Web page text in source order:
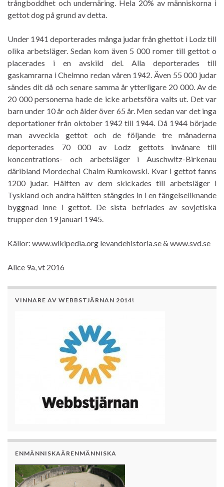
trångboddhet och undernäring. Hela 20% av människorna i
gettot dog på grund av detta.
Under 1941 deporterades många judar från ghettot i Lodz till
olika arbetsläger. Sedan kom även 5 000 romer till gettot o
placerades i en avskild del. Alla deporterades till
gaskamrarna i Chelmno redan våren 1942. Även 55 000 judar
sändes dit då och senare samma år ytterligare 20 000. Av de
20 000 personerna hade de icke arbetsföra valts ut. Det var
barn under 10 år och ålder över 65 år. Men sedan var det inga
deportationer från oktober 1942 till 1944. Då 1944 började
man avveckla gettot och de följande tre månaderna
deporterades 70 000 av Lodz gettots invånare till
koncentrations- och arbetsläger i Auschwitz-Birkenau
däribland Mordechai Chaim Rumkowski. Kvar i gettot fanns
1200 judar. Hälften av dem skickades till arbetsläger i
Tyskland och andra hälften stängdes in i en fängelseliknande
byggnad inne i gettot. De sista befriades av sovjetiska
trupper den 19 januari 1945.
Källor: www.wikipedia.org levandehistoria.se & www.svd.se
Alice 9a, vt 2016
VINNARE AV WEBBSTJÄRNAN 2014!
ENMÄNNISKAÄRENMÄNNISKA